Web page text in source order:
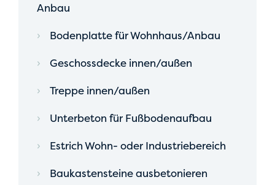
Anbau
Bodenplatte für Wohnhaus/Anbau
Geschossdecke innen/außen
Treppe innen/außen
Unterbeton für Fußbodenaufbau
Estrich Wohn- oder Industriebereich
Baukastensteine ausbetonieren